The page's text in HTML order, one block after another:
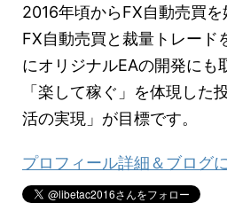
2016年頃からFX自動売買
FX自動売買と裁量トレード
にオリジナルEAの開発にも
「楽して稼ぐ」を体現した
活の実現」が目標です。
プロフィール詳細＆ブログ